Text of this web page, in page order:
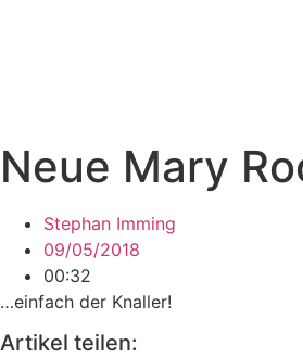
Neue Mary
Stephan Imming
09/05/2018
00:32
…einfach der Knaller!
Artikel teilen: